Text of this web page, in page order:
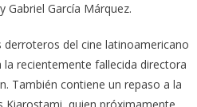
García Márquez.
derroteros del cine latinoamericano
recientemente fallecida directora
También contiene un repaso a la